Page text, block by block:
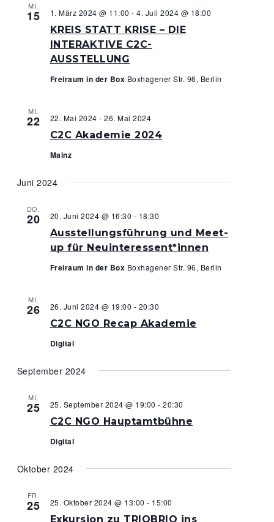
Navigation
MI.
15
KREIS STATT KRISE – DIE
INTERAKTIVE C2C-
AUSSTELLUNG
1. März 2024 @ 11:00 - 4. Juli 2024 @ 18:00
Freiraum in der Box Boxhagener Str. 96, Berlin
MI.
22
C2C Akademie 2024
22. Mai 2024 - 26. Mai 2024
Mainz
Juni 2024
DO.
20
Ausstellungsführung und Meet-
up für Neuinteressent*innen
20. Juni 2024 @ 16:30 - 18:30
Freiraum in der Box Boxhagener Str. 96, Berlin
MI.
26
C2C NGO Recap Akademie
26. Juni 2024 @ 19:00 - 20:30
Digital
September 2024
MI.
25
C2C NGO Hauptamtbühne
25. September 2024 @ 19:00 - 20:30
Digital
Oktober 2024
FR.
25
Exkursion zu TRIQBRIQ ins
25. Oktober 2024 @ 13:00 - 15:00